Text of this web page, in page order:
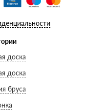
доска
доска
бруса